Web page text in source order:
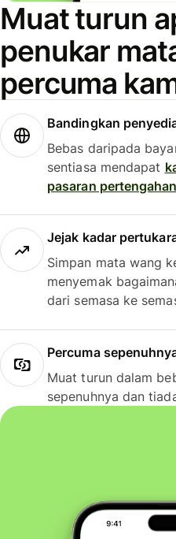
Muat turun
penukar
percuma
Bandingkan
Bebas daripada
sentiasa mendapat
pasaran pertengahan
Jejak kadar
Simpan mata wang
menyemak
dari semasa ke
Percuma
Muat turun dalam
sepenuhnya dan